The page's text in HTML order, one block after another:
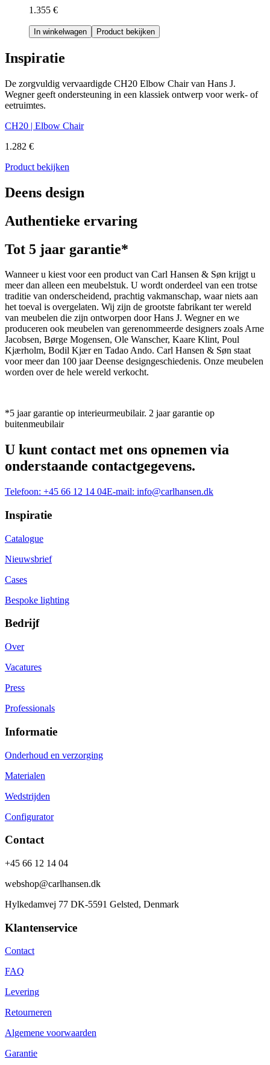
1.355 €
In winkelwagen Product bekijken
Inspiratie
De zorgvuldig vervaardigde CH20 Elbow Chair van Hans J.
Wegner geeft ondersteuning in een klassiek ontwerp voor werk- of
eetruimtes.
CH20 | Elbow Chair
1.282 €
Product bekijken
Deens design
Authentieke ervaring
Tot 5 jaar garantie*
Wanneer u kiest voor een product van Carl Hansen & Søn krijgt u
meer dan alleen een meubelstuk. U wordt onderdeel van een trotse
traditie van onderscheidend, prachtig vakmanschap, waar niets aan
het toeval is overgelaten. Wij zijn de grootste fabrikant ter wereld
van meubelen die zijn ontworpen door Hans J. Wegner en we
produceren ook meubelen van gerenommeerde designers zoals Arne
Jacobsen, Børge Mogensen, Ole Wanscher, Kaare Klint, Poul
Kjærholm, Bodil Kjær en Tadao Ando. Carl Hansen & Søn staat
voor meer dan 100 jaar Deense designgeschiedenis. Onze meubelen
worden over de hele wereld verkocht.
*5 jaar garantie op interieurmeubilair. 2 jaar garantie op
buitenmeubilair
U kunt contact met ons opnemen via
onderstaande contactgegevens.
Telefoon: +45 66 12 14 04E-mail: info@carlhansen.dk
Inspiratie
Catalogue
Nieuwsbrief
Cases
Bespoke lighting
Bedrijf
Over
Vacatures
Press
Professionals
Informatie
Onderhoud en verzorging
Materialen
Wedstrijden
Configurator
Contact
+45 66 12 14 04
webshop@carlhansen.dk
Hylkedamvej 77 DK-5591 Gelsted, Denmark
Klantenservice
Contact
FAQ
Levering
Retourneren
Algemene voorwaarden
Garantie